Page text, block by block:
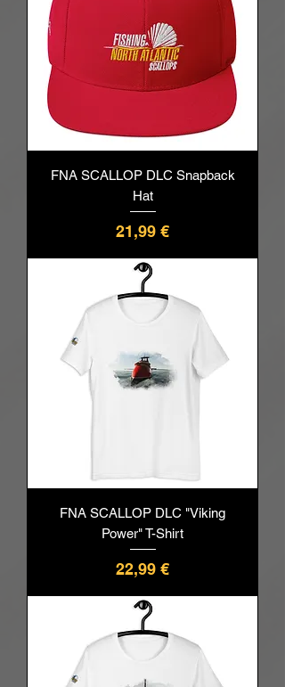
FNA SCALLOP DLC Snapback
Hat
Prix
21,99 €
FNA SCALLOP DLC "Viking
Power" T-Shirt
Prix
22,99 €